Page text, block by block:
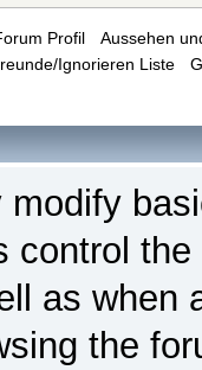
Profil
Aussehen
Ignorieren Liste
modify
control
as when
the